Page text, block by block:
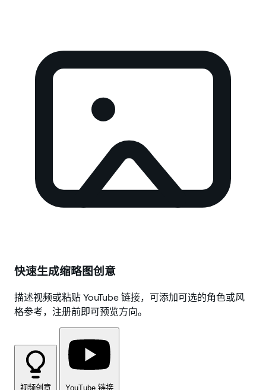
快速生成缩略图创意
描述视频或粘贴 YouTube 链接，可添加可选的角色或风
格参考，注册前即可预览方向。
视频创意 YouTube 链接